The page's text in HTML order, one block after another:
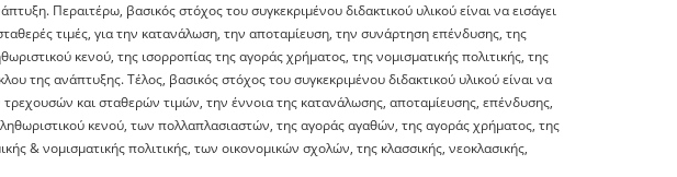
Περαιτέρω, βασικός στόχος του συγκεκριμένου διδακτικού υλικού είναι να εισάγει
τιμές, για την κατανάλωση, την αποταμίευση, την συνάρτηση επένδυσης, της
κενού, της ισορροπίας της αγοράς χρήματος, της νομισματικής πολιτικής, της
της ανάπτυξης. Τέλος, βασικός στόχος του συγκεκριμένου διδακτικού υλικού είναι να
και σταθερών τιμών, την έννοια της κατανάλωσης, αποταμίευσης, επένδυσης,
κενού, των πολλαπλασιαστών, της αγοράς αγαθών, της αγοράς χρήματος, της
& νομισματικής πολιτικής, των οικονομικών σχολών, της κλασσικής, νεοκλασικής,